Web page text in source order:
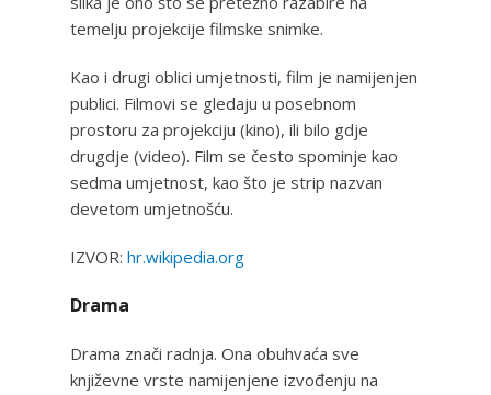
temelju projekcije filmske snimke.
Kao i drugi oblici umjetnosti, film je namijenjen
publici. Filmovi se gledaju u posebnom
prostoru za projekciju (kino), ili bilo gdje
drugdje (video). Film se često spominje kao
sedma umjetnost, kao što je strip nazvan
devetom umjetnošću.
IZVOR: hr.wikipedia.org
Drama
Drama znači radnja. Ona obuhvaća sve
književne vrste namijenjene izvođenju na